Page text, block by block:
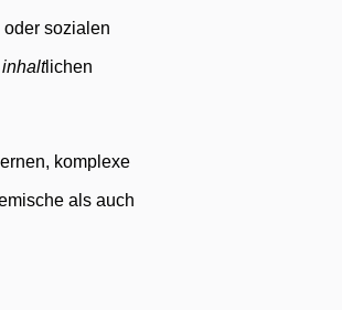
sozialen
inhaltlichen
komplexe
als auch